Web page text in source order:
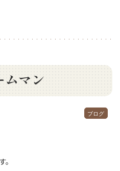
ムマン
ブログ
。